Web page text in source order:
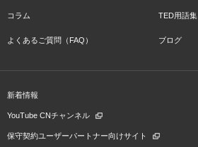
コラム TED用語集
よくあるご質問（FAQ） ブログ
新着情報
YouTube CNチャンネル
保守契約ユーザーパートナー向けサイト